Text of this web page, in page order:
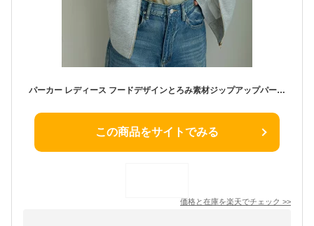
パーカー レディース フードデザインとろみ素材ジップアップパーカー 2025春 belluna ベルーナ M-5L 高評価
この商品をサイトでみる
価格と在庫を楽天でチェック >>